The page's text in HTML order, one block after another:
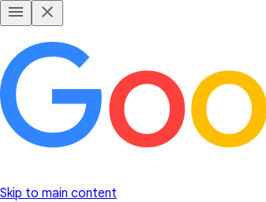
Skip to main content